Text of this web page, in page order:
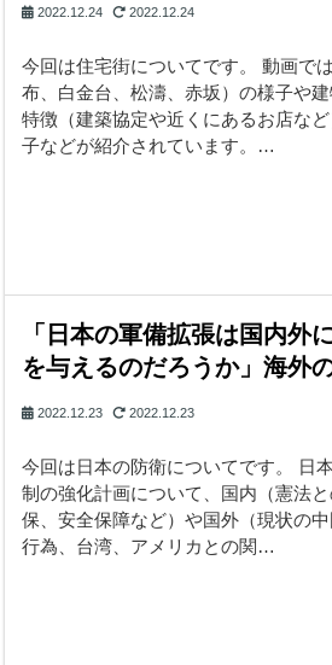
2022.12.24 2022.12.24
今回は住宅街についてです。 動画で
布、白金台、松濤、赤坂）の様子や
特徴（建築協定や近くにあるお店な
子などが紹介されています。…
「日本の軍備拡張は国内外
を与えるのだろうか」海外
2022.12.23 2022.12.23
今回は日本の防衛についてです。 日
制の強化計画について、国内（憲法
保、安全保障など）や国外（現状の
行為、台湾、アメリカとの関…